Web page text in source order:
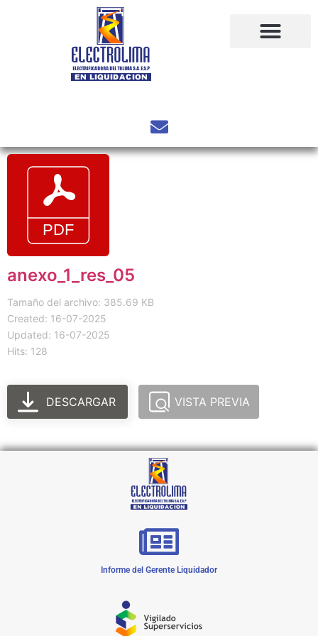
anexo_1_res_05
Tamaño del archivo: 385.69 KB
Created: 16-07-2025
Updated: 16-07-2025
Hits: 128
DESCARGAR VISTA PREVIA
Informe del Gerente Liquidador